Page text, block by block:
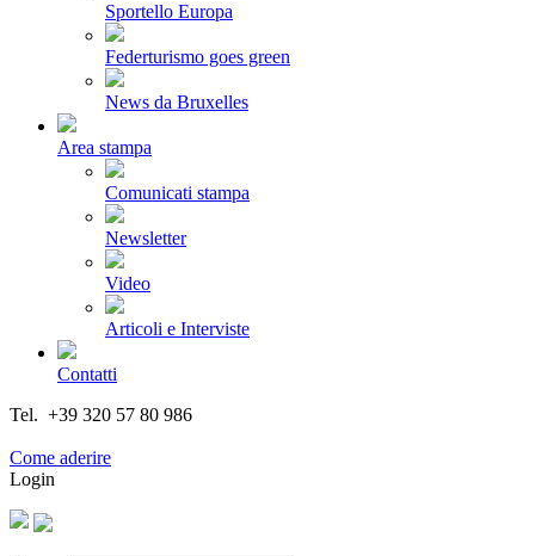
Sportello Europa
Federturismo goes green
News da Bruxelles
Area stampa
Comunicati stampa
Newsletter
Video
Articoli e Interviste
Contatti
Tel. +39 320 57 80 986
Come aderire
Login